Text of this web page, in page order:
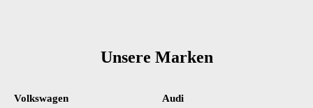
Unsere Marken
Volkswagen Audi